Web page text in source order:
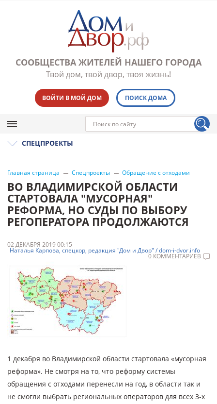
СООБЩЕСТВА ЖИТЕЛЕЙ НАШЕГО ГОРОДА
Твой дом, твой двор, твоя жизнь!
ВОЙТИ В МОЙ ДОМ ПОИСК ДОМА
СПЕЦПРОЕКТЫ
Главная страница Спецпроекты Обращение с отходами
ВО ВЛАДИМИРСКОЙ ОБЛАСТИ
СТАРТОВАЛА "МУСОРНАЯ"
РЕФОРМА, НО СУДЫ ПО ВЫБОРУ
РЕГОПЕРАТОРА ПРОДОЛЖАЮТСЯ
02 ДЕКАБРЯ 2019 00:15
Наталья Карпова, спецкор, редакция "Дом и Двор" / dom-i-dvor.info
0 КОММЕНТАРИЕВ
1 декабря во Владимирской области стартовала «мусорная
реформа». Не смотря на то, что реформу системы
обращения с отходами перенесли на год, в области так и
не смогли выбрать региональных операторов для всех 3-х